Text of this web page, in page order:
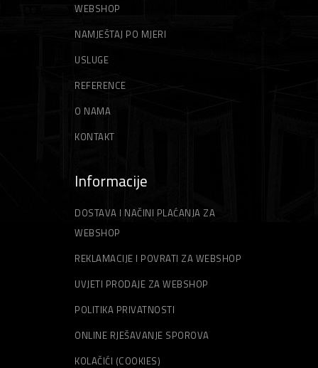
WEBSHOP
NAMJEŠTAJ PO MJERI
USLUGE
REFERENCE
O NAMA
KONTAKT
Informacije
DOSTAVA I NAČINI PLAĆANJA ZA
WEBSHOP
REKLAMACIJE I POVRATI ZA WEBSHOP
UVJETI PRODAJE ZA WEBSHOP
POLITIKA PRIVATNOSTI
ONLINE RJEŠAVANJE SPOROVA
KOLAČIĆI (COOKIES)